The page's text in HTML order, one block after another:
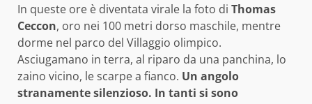
In queste ore è diventata virale la foto di Thomas
Ceccon, oro nei 100 metri dorso maschile, mentre
dorme nel parco del Villaggio olimpico.
Asciugamano in terra, al riparo da una panchina, lo
zaino vicino, le scarpe a fianco. Un angolo
stranamente silenzioso. In tanti si sono